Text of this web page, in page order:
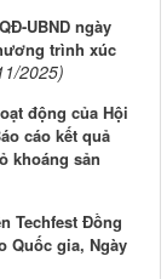
UBND ngày
trình xúc
2025)
động của Hội
cáo kết quả
khoáng sản
Techfest Đồng
Quốc gia, Ngày